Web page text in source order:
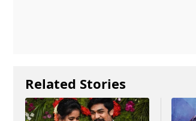
Related Stories